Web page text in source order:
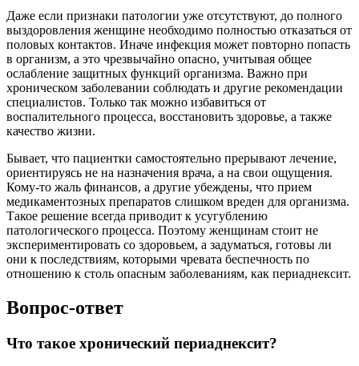
Даже если признаки патологии уже отсутствуют, до полного
выздоровления женщине необходимо полностью отказаться от
половых контактов. Иначе инфекция может повторно попасть
в организм, а это чрезвычайно опасно, учитывая общее
ослабление защитных функций организма. Важно при
хроническом заболевании соблюдать и другие рекомендации
специалистов. Только так можно избавиться от
воспалительного процесса, восстановить здоровье, а также
качество жизни.
Бывает, что пациентки самостоятельно прерывают лечение,
ориентируясь не на назначения врача, а на свои ощущения.
Кому-то жаль финансов, а другие убеждены, что прием
медикаментозных препаратов слишком вреден для организма.
Такое решение всегда приводит к усугублению
патологического процесса. Поэтому женщинам стоит не
экспериментировать со здоровьем, а задуматься, готовы ли
они к последствиям, которыми чревата беспечность по
отношению к столь опасным заболеваниям, как периаднексит.
Вопрос-ответ
Что такое хронический периаднексит?